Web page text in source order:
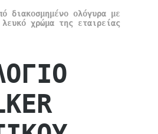
διακοσμημένο oλόγυρα με
χρώμα της εταιρείας